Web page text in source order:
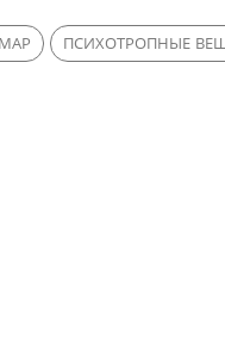
ПСИХОТРОПНЫЕ